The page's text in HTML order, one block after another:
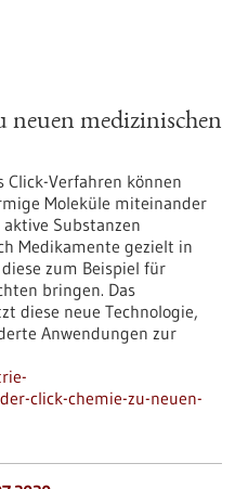
medizinischen
Click-Verfahren können
Moleküle miteinander
Substanzen
Medikamente gezielt in
zum Beispiel für
bringen. Das
diese neue Technologie,
Anwendungen zur
click-chemie-zu-neuen-